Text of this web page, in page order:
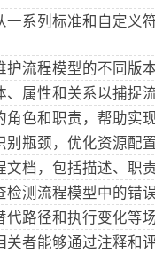
一系列标准和自定义
护流程模型的不同版
、属性和关系以捕捉
角色和职责，帮助实
别瓶颈，优化资源配
文档，包括描述、职
检测流程模型中的错
代路径和执行变化等
关者能够通过注释和